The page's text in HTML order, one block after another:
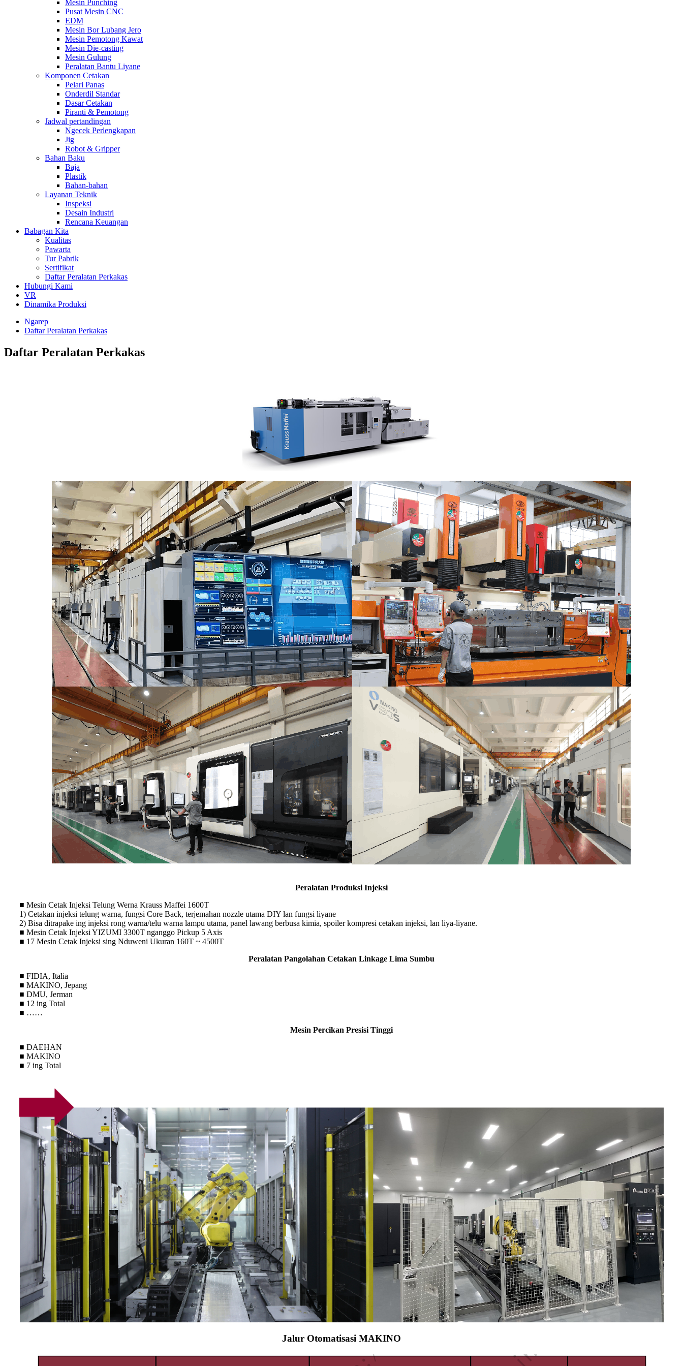
Mesin Punching
Pusat Mesin CNC
EDM
Mesin Bor Lubang Jero
Mesin Pemotong Kawat
Mesin Die-casting
Mesin Gulung
Peralatan Bantu Liyane
Komponen Cetakan
Pelari Panas
Onderdil Standar
Dasar Cetakan
Piranti & Pemotong
Jadwal pertandingan
Ngecek Perlengkapan
Jig
Robot & Gripper
Bahan Baku
Baja
Plastik
Bahan-bahan
Layanan Teknik
Inspeksi
Desain Industri
Rencana Keuangan
Babagan Kita
Kualitas
Pawarta
Tur Pabrik
Sertifikat
Daftar Peralatan Perkakas
Hubungi Kami
VR
Dinamika Produksi
Ngarep
Daftar Peralatan Perkakas
Daftar Peralatan Perkakas
Peralatan Produksi Injeksi
■ Mesin Cetak Injeksi Telung Werna Krauss Maffei 1600T
1) Cetakan injeksi telung warna, fungsi Core Back, terjemahan nozzle utama DIY lan fungsi liyane
2) Bisa ditrapake ing injeksi rong warna/telu warna lampu utama, panel lawang berbusa kimia, spoiler kompresi cetakan injeksi, lan liya-liyane.
■ Mesin Cetak Injeksi YIZUMI 3300T nganggo Pickup 5 Axis
■ 17 Mesin Cetak Injeksi sing Nduweni Ukuran 160T ~ 4500T
Peralatan Pangolahan Cetakan Linkage Lima Sumbu
■ FIDIA, Italia
■ MAKINO, Jepang
■ DMU, ​​Jerman
■ 12 ing Total
■ ……
Mesin Percikan Presisi Tinggi
■ DAEHAN
■ MAKINO
■ 7 ing Total
Jalur Otomatisasi MAKINO